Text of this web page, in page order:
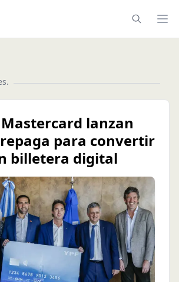
.
Mastercard lanzan
para convertir
billetera digital